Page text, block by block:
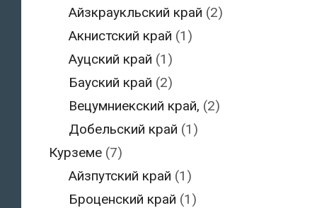
Айзкраукльский край (2)
Акнистский край (1)
Ауцский край (1)
Бауский край (2)
Вецумниекский край, (2)
Добельский край (1)
Курземе(7)
Айзпутский край (1)
Броценский край (1)